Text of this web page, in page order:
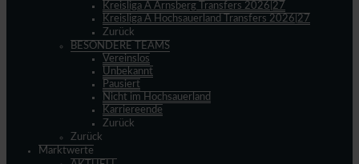
Kreisliga A Arnsberg Transfers 2026|27
Kreisliga A Hochsauerland Transfers 2026|27
Zurück
BESONDERE TEAMS
Vereinslos
Unbekannt
Pausiert
Nicht im Hochsauerland
Karriereende
Zurück
Zurück
Marktwerte